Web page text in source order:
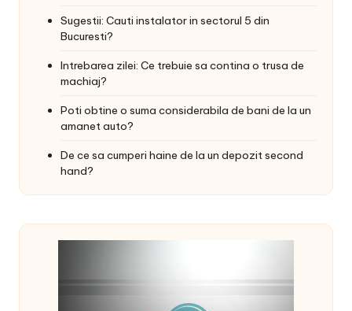
Sugestii: Cauti instalator in sectorul 5 din
Bucuresti?
Intrebarea zilei: Ce trebuie sa contina o trusa de
machiaj?
Poti obtine o suma considerabila de bani de la un
amanet auto?
De ce sa cumperi haine de la un depozit second
hand?